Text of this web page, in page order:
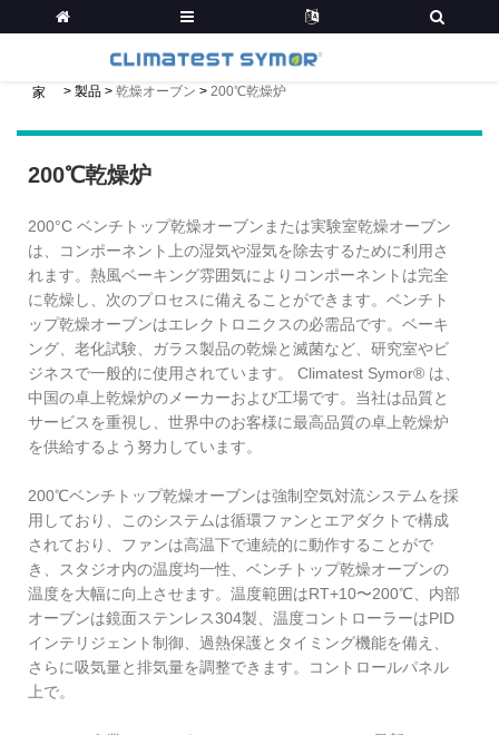
家 > 製品 > 乾燥オーブン > 200℃乾燥炉
200℃乾燥炉
200°C ベンチトップ乾燥オーブンまたは実験室乾燥オーブン
は、コンポーネント上の湿気や湿気を除去するために利用さ
れます。熱風ベーキング雰囲気によりコンポーネントは完全
に乾燥し、次のプロセスに備えることができます。ベンチト
ップ乾燥オーブンはエレクトロニクスの必需品です。ベーキ
ング、老化試験、ガラス製品の乾燥と滅菌など、研究室やビ
ジネスで一般的に使用されています。 Climatest Symor® は、
中国の卓上乾燥炉のメーカーおよび工場です。当社は品質と
サービスを重視し、世界中のお客様に最高品質の卓上乾燥炉
を供給するよう努力しています。
200℃ベンチトップ乾燥オーブンは強制空気対流システムを採
用しており、このシステムは循環ファンとエアダクトで構成
されており、ファンは高温下で連続的に動作することがで
き、スタジオ内の温度均一性、ベンチトップ乾燥オーブンの
温度を大幅に向上させます。温度範囲はRT+10〜200℃、内部
オーブンは鏡面ステンレス304製、温度コントローラーはPID
インテリジェント制御、過熱保護とタイミング機能を備え、
さらに吸気量と排気量を調整できます。コントロールパネル
上で。